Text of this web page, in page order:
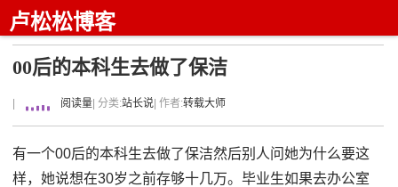
卢松松博客
00后的本科生去做了保洁
阅读量 | 分类:站长说 | 作者:转载大师
有一个00后的本科生去做了保洁然后别人问她为什么要这
样，她说想在30岁之前存够十几万。毕业生如果去办公室